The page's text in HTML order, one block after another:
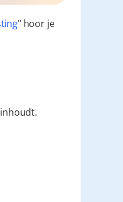
" hoor je